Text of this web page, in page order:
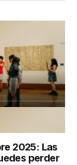
2025: Las
perder